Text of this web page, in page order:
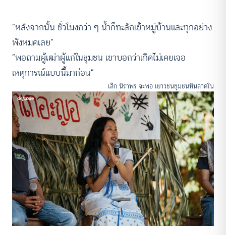
“หลังจากนั้น ชั่วโมงกว่า ๆ น้ำก็ทะลักเข้าหมู่บ้านและทุกอย่าง
พังหมดเลย”
“พอถามผู้เฒ่าผู้แก่ในชุมชน เขาบอกว่าเกิดไม่เคยเจอ
เหตุการณ์แบบนี้มาก่อน”
เล็ก นิราพร จะพอ เยาวชนชุมชนหินลาดใน